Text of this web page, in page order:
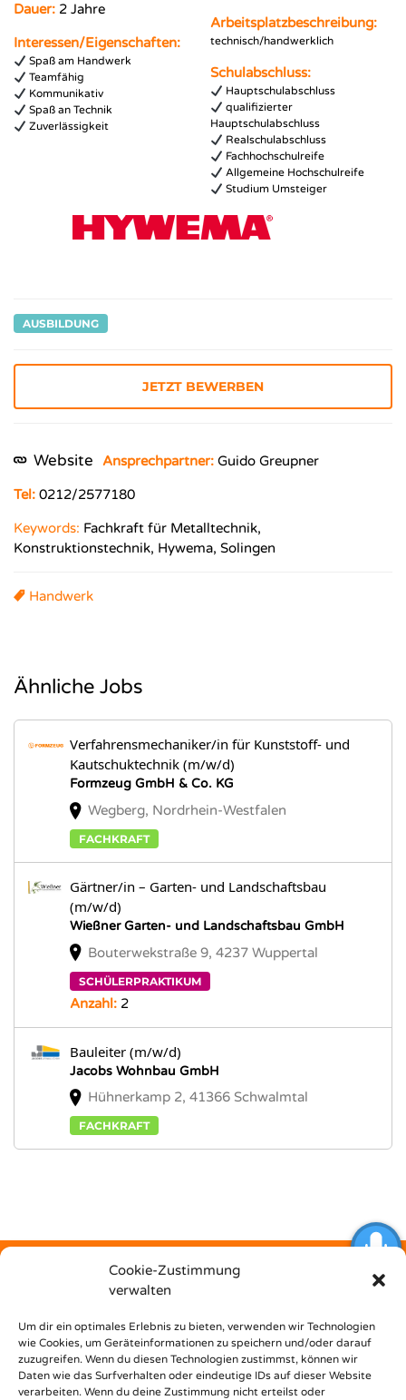
Cookie-Zustimmung
verwalten
Um dir ein optimales Erlebnis zu bieten, verwenden wir Technologien
wie Cookies, um Geräteinformationen zu speichern und/oder darauf
zuzugreifen. Wenn du diesen Technologien zustimmst, können wir
Daten wie das Surfverhalten oder eindeutige IDs auf dieser Website
verarbeiten. Wenn du deine Zustimmung nicht erteilst oder
Arbeitsplatzbeschreibung:
technisch/handwerklich
Dauer: 2 Jahre
Interessen/Eigenschaften:
Spaß am Handwerk
Teamfähig
Kommunikativ
Spaß an Technik
Zuverlässigkeit
Schulabschluss:
Hauptschulabschluss
qualifizierter
Hauptschulabschluss
Realschulabschluss
Fachhochschulreife
Allgemeine Hochschulreife
Studium Umsteiger
AUSBILDUNG
JETZT BEWERBEN
Website Ansprechpartner: Guido Greupner
Tel: 0212/2577180
Keywords: Fachkraft für Metalltechnik,
Konstruktionstechnik, Hywema, Solingen
Handwerk
Ähnliche Jobs
Verfahrensmechaniker/in für Kunststoff- und
Kautschuktechnik (m/w/d)
Formzeug GmbH & Co. KG
Wegberg, Nordrhein-Westfalen
FACHKRAFT
Gärtner/in – Garten- und Landschaftsbau
(m/w/d)
Wießner Garten- und Landschaftsbau GmbH
Bouterwekstraße 9, 4237 Wuppertal
SCHÜLERPRAKTIKUM
Anzahl: 2
Bauleiter (m/w/d)
Jacobs Wohnbau GmbH
Hühnerkamp 2, 41366 Schwalmtal
FACHKRAFT
unterstützt dich Nest Bildungsbar bei deinem Weg in den
Beruf!